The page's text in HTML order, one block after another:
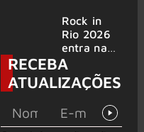
mais de 50
bandas
‘Unshatter’
e álbum ao
vivo são
anunciados
Rock in
Rio 2026
entra na
reta final
com
Cidade do
montagem
acelerada
RECEBA
ATUALIZAÇÕES